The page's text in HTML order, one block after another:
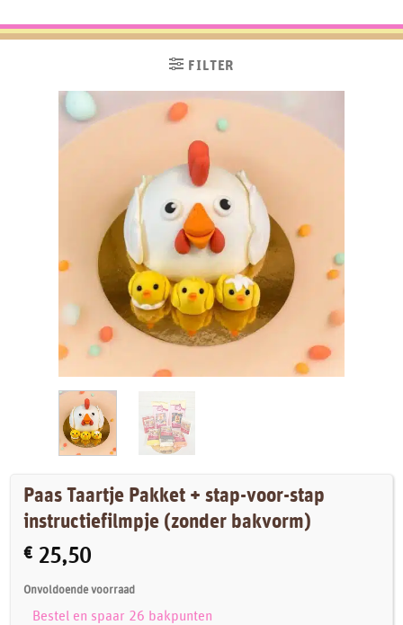
FILTER
Paas Taartje Pakket + stap-voor-stap
instructiefilmpje (zonder bakvorm)
€ 25,50
Onvoldoende voorraad
Bestel en spaar 26 bakpunten